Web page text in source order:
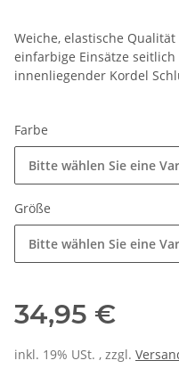
Weiche, elastische
einfarbige Einsätze
innenliegender Kordel
Farbe
Bitte wählen Sie eine
Größe
Bitte wählen Sie eine
34,95 €
inkl. 19% USt. , zzgl.